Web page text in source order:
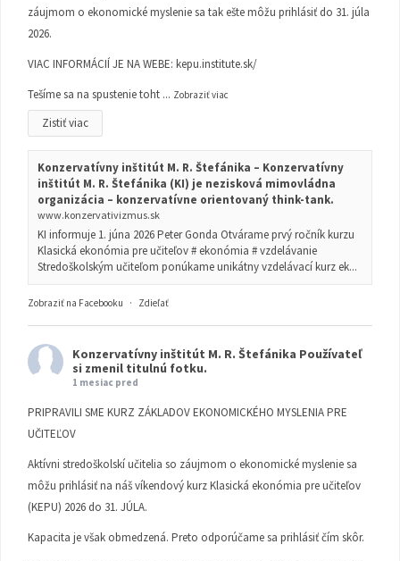
záujmom o ekonomické myslenie sa tak ešte môžu prihlásiť do 31. júla
2026.
VIAC INFORMÁCIÍ JE NA WEBE: kepu.institute.sk/
Tešíme sa na spustenie toht ... Zobraziť viac
Zistiť viac
Konzervatívny inštitút M. R. Štefánika – Konzervatívny
inštitút M. R. Štefánika (KI) je nezisková mimovládna
organizácia – konzervatívne orientovaný think-tank.
www.konzervativizmus.sk
KI informuje 1. júna 2026 Peter Gonda Otvárame prvý ročník kurzu
Klasická ekonómia pre učiteľov # ekonómia # vzdelávanie
Stredoškolským učiteľom ponúkame unikátny vzdelávací kurz ek...
Zobraziť na Facebooku · Zdieľať
Konzervatívny inštitút M. R. Štefánika Používateľ
si zmenil titulnú fotku.
1 mesiac pred
PRIPRAVILI SME KURZ ZÁKLADOV EKONOMICKÉHO MYSLENIA PRE
UČITEĽOV
Aktívni stredoškolskí učitelia so záujmom o ekonomické myslenie sa
môžu prihlásiť na náš víkendový kurz Klasická ekonómia pre učiteľov
(KEPU) 2026 do 31. JÚLA.
Kapacita je však obmedzená. Preto odporúčame sa prihlásiť čím skôr.